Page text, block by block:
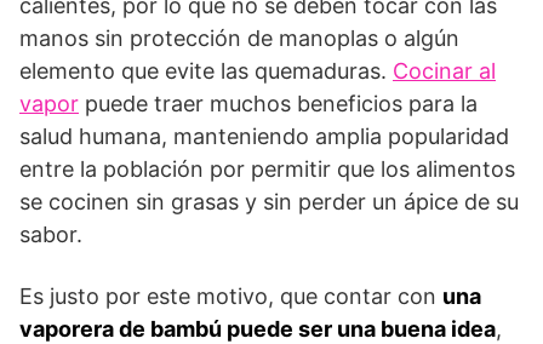
calientes, por lo que no se deben tocar con las
manos sin protección de manoplas o algún
elemento que evite las quemaduras. Cocinar al
vapor puede traer muchos beneficios para la
salud humana, manteniendo amplia popularidad
entre la población por permitir que los alimentos
se cocinen sin grasas y sin perder un ápice de su
sabor.
Es justo por este motivo, que contar con una
vaporera de bambú puede ser una buena idea,